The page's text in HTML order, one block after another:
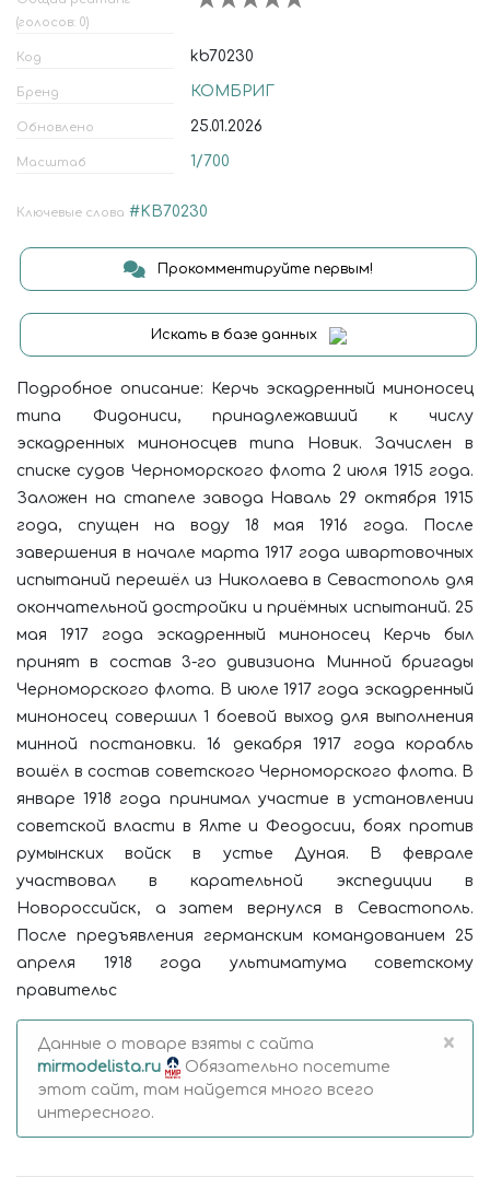
(голосов: 0)
Код kb70230
Бренд КОМБРИГ
Обновлено 25.01.2026
Масштаб 1/700
Ключевые слова #KB70230
Прокомментируйте первым!
Искать в базе данных
Подробное описание: Керчь эскадренный миноносец
типа Фидониси, принадлежавший к числу
эскадренных миноносцев типа Новик. Зачислен в
списке судов Черноморского флота 2 июля 1915 года.
Заложен на стапеле завода Наваль 29 октября 1915
года, спущен на воду 18 мая 1916 года. После
завершения в начале марта 1917 года швартовочных
испытаний перешёл из Николаева в Севастополь для
окончательной достройки и приёмных испытаний. 25
мая 1917 года эскадренный миноносец Керчь был
принят в состав 3-го дивизиона Минной бригады
Черноморского флота. В июле 1917 года эскадренный
миноносец совершил 1 боевой выход для выполнения
минной постановки. 16 декабря 1917 года корабль
вошёл в состав советского Черноморского флота. В
январе 1918 года принимал участие в установлении
советской власти в Ялте и Феодосии, боях против
румынских войск в устье Дуная. В феврале
участвовал в карательной экспедиции в
Новороссийск, а затем вернулся в Севастополь.
После предъявления германским командованием 25
апреля 1918 года ультиматума советскому
правительс
Данные о товаре взяты с сайта
mirmodelista.ru
Обязательно посетите
этот сайт, там найдется много всего
интересного.
×